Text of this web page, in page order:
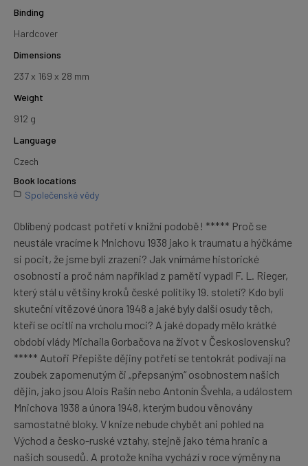
Binding
Hardcover
Dimensions
237 x 169 x 28 mm
Weight
912 g
Language
Czech
Book locations
Společenské vědy
Oblíbený podcast potřetí v knižní podobě! ***** Proč se
neustále vracíme k Mnichovu 1938 jako k traumatu a hýčkáme
si pocit, že jsme byli zrazeni? Jak vnímáme historické
osobnosti a proč nám například z paměti vypadl F. L. Rieger,
který stál u většiny kroků české politiky 19. století? Kdo byli
skuteční vítězové února 1948 a jaké byly další osudy těch,
kteří se ocitli na vrcholu moci? A jaké dopady mělo krátké
období vlády Michaila Gorbačova na život v Československu?
***** Autoři Přepište dějiny potřetí se tentokrát podívají na
zoubek zapomenutým či „přepsaným“ osobnostem našich
dějin, jako jsou Alois Rašín nebo Antonín Švehla, a událostem
Mnichova 1938 a února 1948, kterým budou věnovány
samostatné bloky. V knize nebude chybět ani pohled na
Východ a česko-ruské vztahy, stejně jako téma hranic a
našich sousedů. A protože kniha vychází v roce výměny na